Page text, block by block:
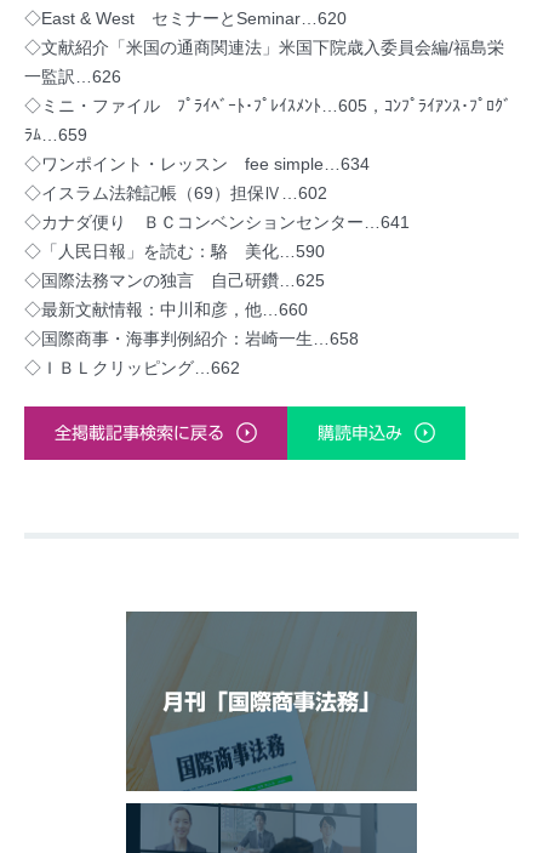
◇East & West セミナーとSeminar…620
◇文献紹介「米国の通商関連法」米国下院歳入委員会編/福島栄
一監訳…626
◇ミニ・ファイル ﾌﾟﾗｲﾍﾞｰﾄ･ﾌﾟﾚｲｽﾒﾝﾄ…605，ｺﾝﾌﾟﾗｲｱﾝｽ･ﾌﾟﾛｸﾞ
ﾗﾑ…659
◇ワンポイント・レッスン fee simple…634
◇イスラム法雑記帳（69）担保Ⅳ…602
◇カナダ便り ＢＣコンベンションセンター…641
◇「人民日報」を読む：駱 美化…590
◇国際法務マンの独言 自己研鑽…625
◇最新文献情報：中川和彦，他…660
◇国際商事・海事判例紹介：岩崎一生…658
◇ＩＢＬクリッピング…662
全掲載記事検索に戻る 購読申込み
月刊「国際商事法務」